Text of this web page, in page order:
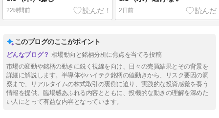
22時間前 2日前
このブログのここがポイント
相場動向と銘柄分析に焦点を当てる投稿
市場の変動や銘柄の動きに鋭く視線を向け、日々の売買結果とその背景を
詳細に解説します。半導体やハイテク銘柄の値動きから、リスク要因の洞
察まで、リアルタイムの株式取引の裏側に迫り、実践的な投資感覚を養う
情報を提供。臨場感あふれる内容とともに、投機的な動きの理解を深めた
い人にとって有益な内容となっています。